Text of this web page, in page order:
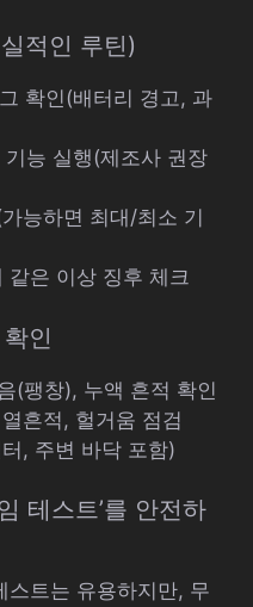
적인 루틴)
확인(배터리 경고, 과
능 실행(제조사 권장
능하면 최대/최소 기
은 이상 징후 체크
인
(팽창), 누액 흔적 확인
흔적, 헐거움 점검
, 주변 바닥 포함)
테스트’를 안전하
스트는 유용하지만, 무